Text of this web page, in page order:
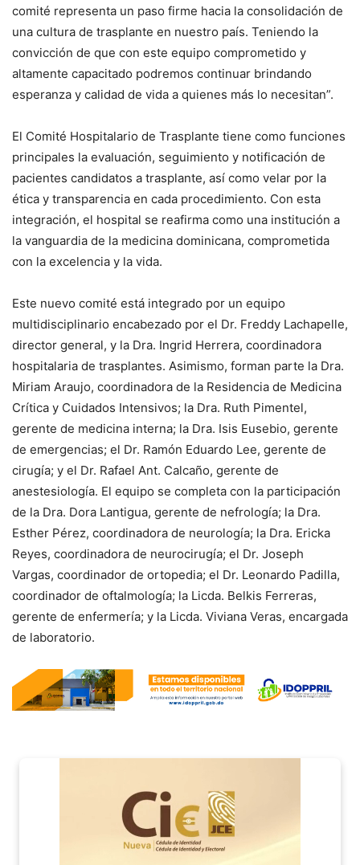
comité representa un paso firme hacia la consolidación de
una cultura de trasplante en nuestro país. Teniendo la
convicción de que con este equipo comprometido y
altamente capacitado podremos continuar brindando
esperanza y calidad de vida a quienes más lo necesitan”.
El Comité Hospitalario de Trasplante tiene como funciones
principales la evaluación, seguimiento y notificación de
pacientes candidatos a trasplante, así como velar por la
ética y transparencia en cada procedimiento. Con esta
integración, el hospital se reafirma como una institución a
la vanguardia de la medicina dominicana, comprometida
con la excelencia y la vida.
Este nuevo comité está integrado por un equipo
multidisciplinario encabezado por el Dr. Freddy Lachapelle,
director general, y la Dra. Ingrid Herrera, coordinadora
hospitalaria de trasplantes. Asimismo, forman parte la Dra.
Miriam Araujo, coordinadora de la Residencia de Medicina
Crítica y Cuidados Intensivos; la Dra. Ruth Pimentel,
gerente de medicina interna; la Dra. Isis Eusebio, gerente
de emergencias; el Dr. Ramón Eduardo Lee, gerente de
cirugía; y el Dr. Rafael Ant. Calcaño, gerente de
anestesiología. El equipo se completa con la participación
de la Dra. Dora Lantigua, gerente de nefrología; la Dra.
Esther Pérez, coordinadora de neurología; la Dra. Ericka
Reyes, coordinadora de neurocirugía; el Dr. Joseph
Vargas, coordinador de ortopedia; el Dr. Leonardo Padilla,
coordinador de oftalmología; la Licda. Belkis Ferreras,
gerente de enfermería; y la Licda. Viviana Veras, encargada
de laboratorio.